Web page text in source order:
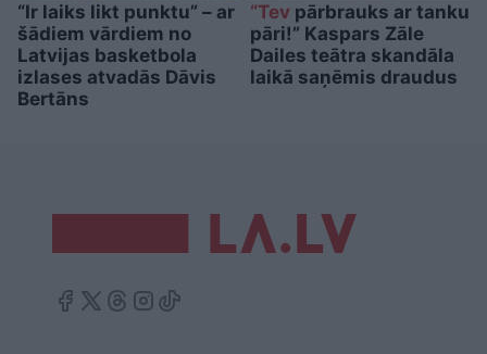
“Ir laiks likt punktu” – ar
šādiem vārdiem no
Latvijas basketbola
izlases atvadās Dāvis
Bertāns
“Tev pārbrauks ar tanku
pāri!” Kaspars Zāle
Dailes teātra skandāla
laikā saņēmis draudus